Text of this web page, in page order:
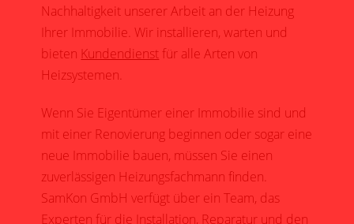
Nachhaltigkeit unserer Arbeit an der Heizung
Ihrer Immobilie. Wir installieren, warten und
bieten Kundendienst für alle Arten von
Heizsystemen.
Wenn Sie Eigentümer einer Immobilie sind und
mit einer Renovierung beginnen oder sogar eine
neue Immobilie bauen, müssen Sie einen
zuverlässigen Heizungsfachmann finden.
SamKon GmbH verfügt über ein Team, das
Experten für die Installation, Reparatur und den